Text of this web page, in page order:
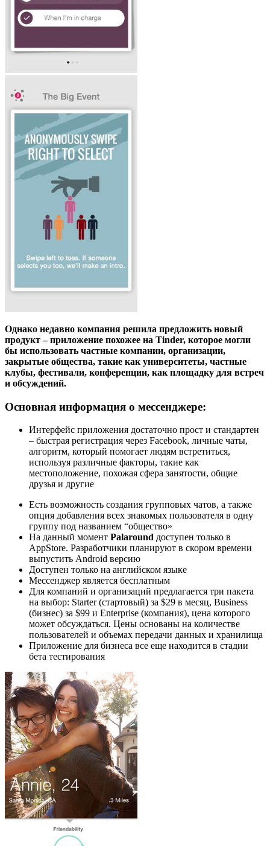
Однако недавно компания решила предложить новый
продукт – приложение похожее на Tinder, которое могли
бы использовать частные компании, организации,
закрытые общества, такие как университеты, частные
клубы, фестивали, конференции, как площадку для встреч
и обсуждений.
Основная информация о мессенджере:
Интерфейс приложения достаточно прост и стандартен
– быстрая регистрация через Facebook, личные чаты,
алгоритм, который помогает людям встретиться,
используя различные факторы, такие как
местоположение, похожая сфера занятости, общие
друзья и другие
Есть возможность создания групповых чатов, а также
опция добавления всех знакомых пользователя в одну
группу под названием “общество»
На данный момент Palaround доступен только в
AppStore. Разработчики планируют в скором времени
выпустить Android версию
Доступен только на английском языке
Мессенджер является бесплатным
Для компаний и организаций предлагается три пакета
на выбор: Starter (стартовый) за $29 в месяц, Business
(бизнес) за $99 и Enterprise (компания), цена которого
может обсуждаться. Цены основаны на количестве
пользователей и объемах передачи данных и хранилища
Приложение для бизнеса все еще находится в стадии
бета тестирования